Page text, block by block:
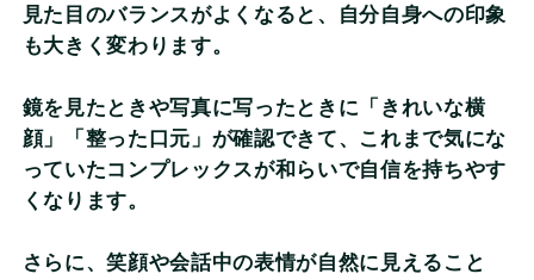
見た目のバランスがよくなると、自分自身への印象
も大きく変わります。
鏡を見たときや写真に写ったときに「きれいな横
顔」「整った口元」が確認できて、これまで気にな
っていたコンプレックスが和らいで自信を持ちやす
くなります。
さらに、笑顔や会話中の表情が自然に見えること